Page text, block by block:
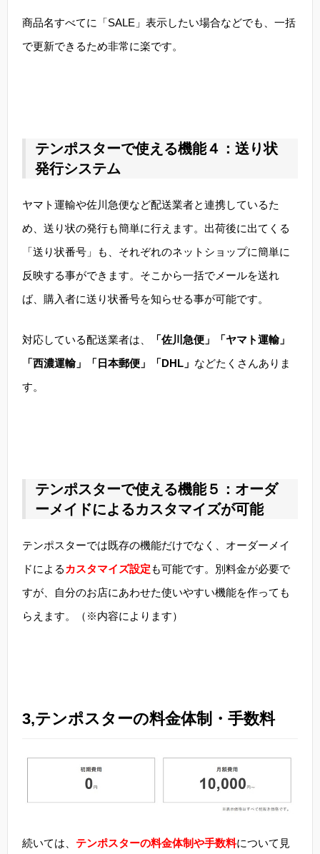
商品名すべてに「SALE」表示したい場合などでも、一括
で更新できるため非常に楽です。
テンポスターで使える機能４：送り状
発行システム
ヤマト運輸や佐川急便など配送業者と連携しているた
め、送り状の発行も簡単に行えます。出荷後に出てくる
「送り状番号」も、それぞれのネットショップに簡単に
反映する事ができます。そこから一括でメールを送れ
ば、購入者に送り状番号を知らせる事が可能です。
対応している配送業者は、
「佐川急便」「ヤマト運輸」
「西濃運輸」「日本郵便」「DHL」 などたくさんありま
す。
テンポスターで使える機能５：オーダ
ーメイドによるカスタマイズが可能
テンポスターでは既存の機能だけでなく、オーダーメイ
ドによる カスタマイズ設定も可能です。別料金が必要で
すが、自分のお店にあわせた使いやすい機能を作っても
らえます。（※内容によります）
3,テンポスターの料金体制・手数料
続いては、 テンポスターの料金体制や手数料について見